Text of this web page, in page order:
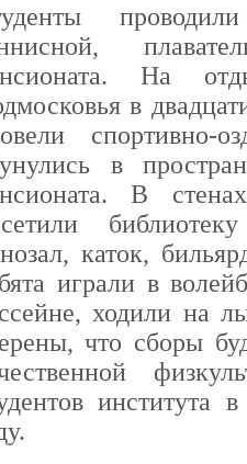
На
в
спортивно-
в
В
каток,
играли в
ходили на
что сборы
института